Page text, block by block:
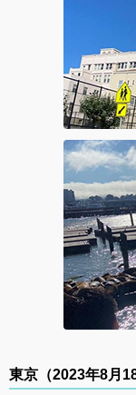
東京（2023年8月